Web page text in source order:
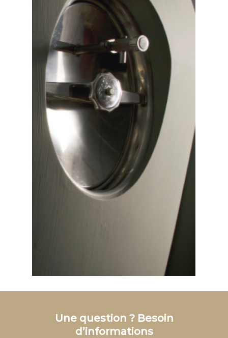
Une question ? Besoin
d’informations